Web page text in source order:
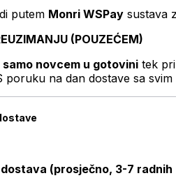
putem Monri WSPay sustava
(POUZEĆEM)
samo novcem u gotovini tek
poruku na dan dostave sa svim
dostava (prosječno, 3-7 radnih